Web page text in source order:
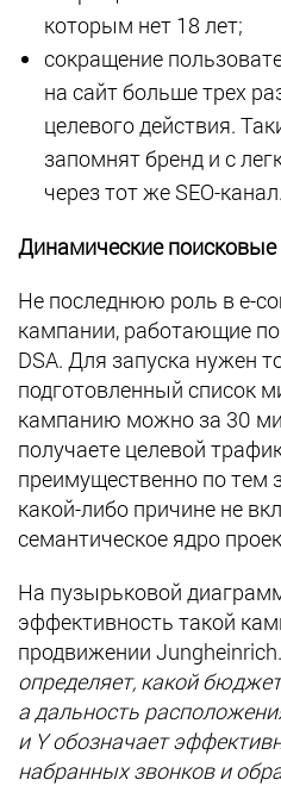
которым нет 18 лет;
сокращение
на сайт больше трех
целевого действия.
запомнят бренд и с
через тот же SEO-канал.
Динамические
Не последнюю роль в e-
кампании, работающие
DSA. Для запуска нужен
подготовленный список
кампанию можно за 30
получаете целевой
преимущественно по тем
какой-либо причине не
семантическое ядро
На пузырьковой
эффективность такой
продвижении Jungheinrich.
определяет, какой
а дальность
и Y обозначает
набранных звонков и